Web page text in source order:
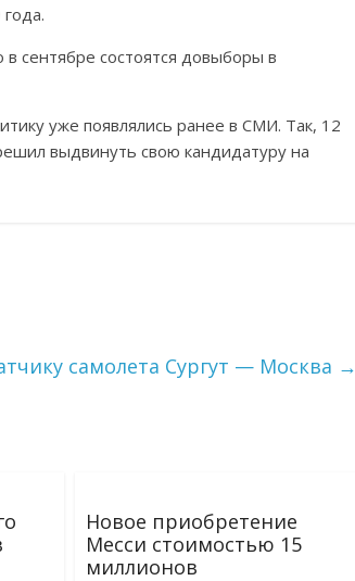
сентябре состоятся довыборы в
уже появлялись ранее в СМИ. Так, 12
выдвинуть свою кандидатуру на
самолета Сургут — Москва →
Новое приобретение
Месси стоимостью 15
миллионов